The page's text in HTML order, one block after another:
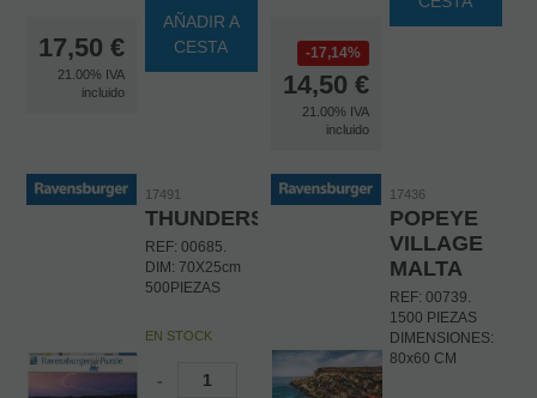
17,50 €
21.00% IVA
incluido
AÑADIR A
CESTA
17,14%
14,50 €
21.00% IVA
incluido
17491
THUNDERSTORM
REF: 00685.
DIM: 70X25cm
500PIEZAS
EN STOCK
-
17436
POPEYE
VILLAGE
MALTA
REF: 00739.
1500 PIEZAS
DIMENSIONES:
80x60 CM